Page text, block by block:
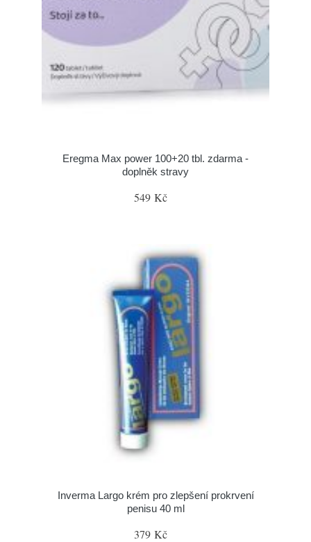
Eregma Max power 100+20 tbl. zdarma -
doplněk stravy
549 Kč
Inverma Largo krém pro zlepšení prokrvení
penisu 40 ml
379 Kč